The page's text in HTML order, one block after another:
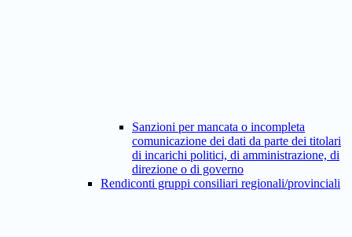
Sanzioni per mancata o incompleta
comunicazione dei dati da parte dei titolari
di incarichi politici, di amministrazione, di
direzione o di governo
Rendiconti gruppi consiliari regionali/provinciali